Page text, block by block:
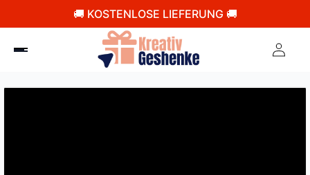
🚚 KOSTENLOSE LIEFERUNG 🚚